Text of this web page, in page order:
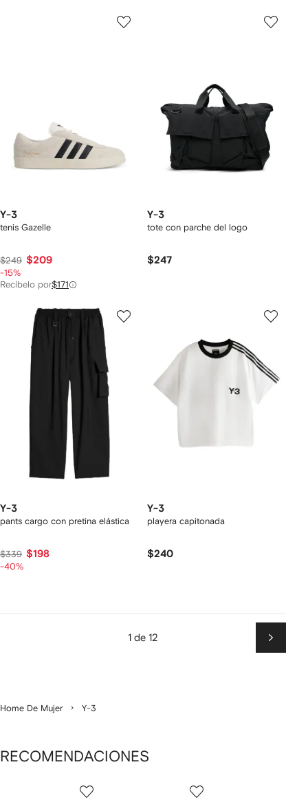
Y-3
tenis Gazelle
$249 $209
-15%
Recíbelo por$171
Y-3
tote con parche del logo
$247
Y-3
pants cargo con pretina elástica
$339 $198
-40%
Y-3
playera capitonada
$240
1 de 12
Home De Mujer Y-3
RECOMENDACIONES